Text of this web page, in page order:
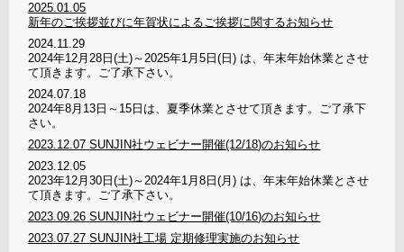
2025.01.05
新年のご挨拶並びに年賀状によるご挨拶に関するお知らせ
2024.11.29
2024年12月28日(土)～2025年1月5日(日) は、年末年始休業とさせ
て頂きます。ご了承下さい。
2024.07.18
2024年8月13日～15日は、夏季休業とさせて頂きます。ご了承下
さい。
2023.12.07 SUNJIN社ウェビナー開催(12/18)のお知らせ
2023.12.05
2023年12月30日(土)～2024年1月8日(月) は、年末年始休業とさせ
て頂きます。ご了承下さい。
2023.09.26 SUNJIN社ウェビナー開催(10/16)のお知らせ
2023.07.27 SUNJIN社工場 定期修理実施のお知らせ